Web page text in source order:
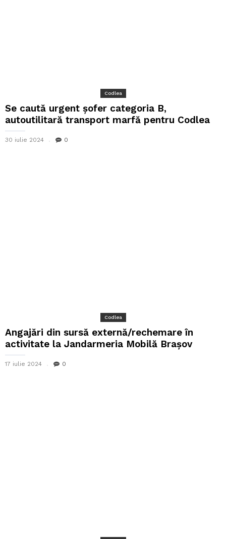
Codlea
Se caută urgent șofer categoria B,
autoutilitară transport marfă pentru Codlea
30 iulie 2024 0
Codlea
Angajări din sursă externă/rechemare în
activitate la Jandarmeria Mobilă Brașov
17 iulie 2024 0